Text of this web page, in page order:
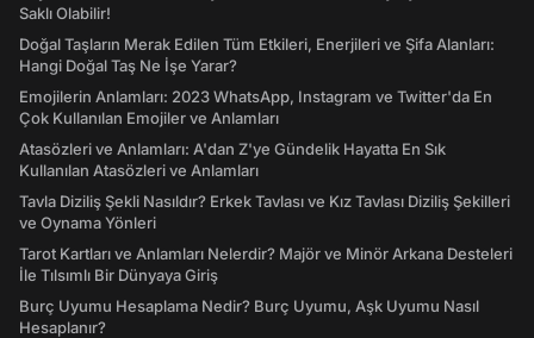
Saklı Olabilir!
Doğal Taşların Merak Edilen Tüm Etkileri, Enerjileri ve Şifa Alanları:
Hangi Doğal Taş Ne İşe Yarar?
Emojilerin Anlamları: 2023 WhatsApp, Instagram ve Twitter'da En
Çok Kullanılan Emojiler ve Anlamları
Atasözleri ve Anlamları: A'dan Z'ye Gündelik Hayatta En Sık
Kullanılan Atasözleri ve Anlamları
Tavla Diziliş Şekli Nasıldır? Erkek Tavlası ve Kız Tavlası Diziliş Şekilleri
ve Oynama Yönleri
Tarot Kartları ve Anlamları Nelerdir? Majör ve Minör Arkana Desteleri
İle Tılsımlı Bir Dünyaya Giriş
Burç Uyumu Hesaplama Nedir? Burç Uyumu, Aşk Uyumu Nasıl
Hesaplanır?